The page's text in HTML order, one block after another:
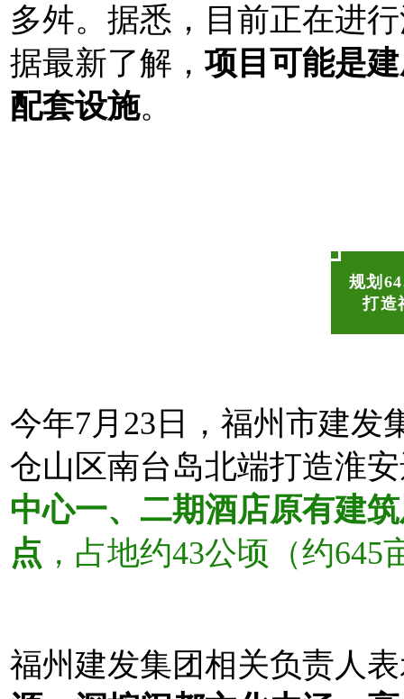
多舛。据悉，目前正在进
据最新了解， 项目可能是
配套设施。
规划
打造
今年7月23日，福州市建发
仓山区南台岛北端打造淮
中心一、二期酒店原有建
点 ，占地约43公顷（约645
福州建发集团相关负责人